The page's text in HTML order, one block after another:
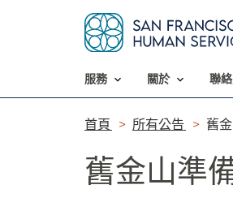
服務​​ 關於​​ 聯
導
覽
列​​
首頁​​ 所有公告​​ 舊
舊金山準